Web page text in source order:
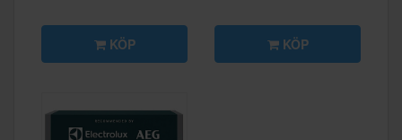
KÖP KÖP